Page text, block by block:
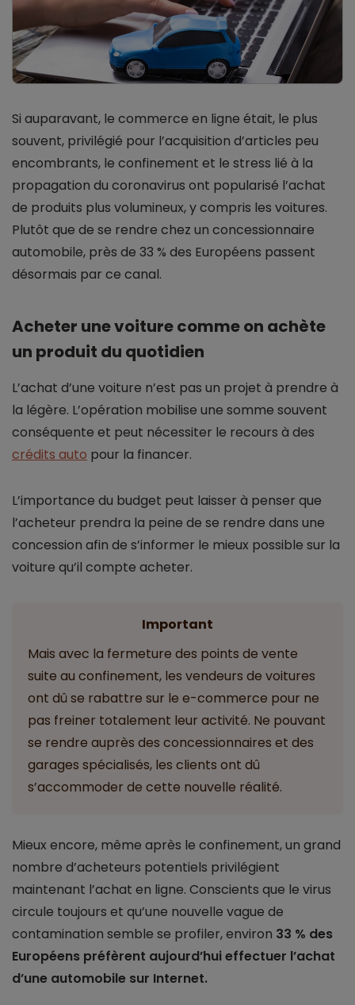
Si auparavant, le commerce en ligne était, le plus
souvent, privilégié pour l’acquisition d’articles peu
encombrants, le confinement et le stress lié à la
propagation du coronavirus ont popularisé l’achat
de produits plus volumineux, y compris les voitures.
Plutôt que de se rendre chez un concessionnaire
automobile, près de 33 % des Européens passent
désormais par ce canal.
Acheter une voiture comme on achète
un produit du quotidien
L’achat d’une voiture n’est pas un projet à prendre à
la légère. L’opération mobilise une somme souvent
conséquente et peut nécessiter le recours à des
crédits auto pour la financer.
L’importance du budget peut laisser à penser que
l’acheteur prendra la peine de se rendre dans une
concession afin de s’informer le mieux possible sur la
voiture qu’il compte acheter.
Important
Mais avec la fermeture des points de vente
suite au confinement, les vendeurs de voitures
ont dû se rabattre sur le e-commerce pour ne
pas freiner totalement leur activité. Ne pouvant
se rendre auprès des concessionnaires et des
garages spécialisés, les clients ont dû
s’accommoder de cette nouvelle réalité.
Mieux encore, même après le confinement, un grand
nombre d’acheteurs potentiels privilégient
maintenant l’achat en ligne. Conscients que le virus
circule toujours et qu’une nouvelle vague de
contamination semble se profiler, environ 33 % des
Européens préfèrent aujourd’hui effectuer l’achat
d’une automobile sur Internet.